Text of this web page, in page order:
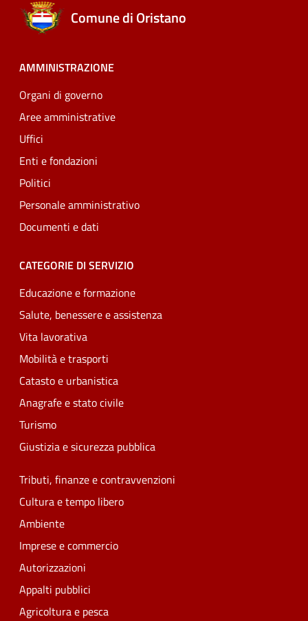
Comune di Oristano
AMMINISTRAZIONE
Organi di governo
Aree amministrative
Uffici
Enti e fondazioni
Politici
Personale amministrativo
Documenti e dati
CATEGORIE DI SERVIZIO
Educazione e formazione
Salute, benessere e assistenza
Vita lavorativa
Mobilità e trasporti
Catasto e urbanistica
Anagrafe e stato civile
Turismo
Giustizia e sicurezza pubblica
Tributi, finanze e contravvenzioni
Cultura e tempo libero
Ambiente
Imprese e commercio
Autorizzazioni
Appalti pubblici
Agricoltura e pesca